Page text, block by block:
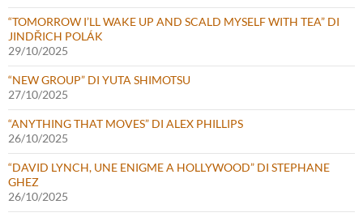
“TOMORROW I’LL WAKE UP AND SCALD MYSELF WITH TEA” DI
JINDŘICH POLÁK
29/10/2025
“NEW GROUP” DI YUTA SHIMOTSU
27/10/2025
“ANYTHING THAT MOVES” DI ALEX PHILLIPS
26/10/2025
“DAVID LYNCH, UNE ENIGME A HOLLYWOOD” DI STEPHANE
GHEZ
26/10/2025